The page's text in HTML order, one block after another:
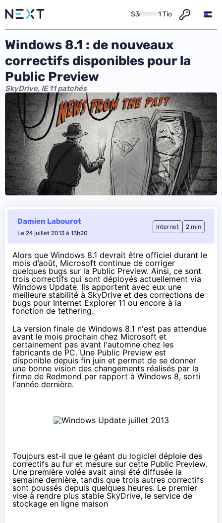
S3 1 Tio
Windows 8.1 : de nouveaux
correctifs disponibles pour la
Public Preview
SkyDrive, IE 11 patchés
Damien Labourot
Le 24 juillet 2013 à 13h20
Internet 2 min
Alors que Windows 8.1 devrait être officiel durant le
mois d’août, Microsoft continue de corriger
quelques bugs sur la Public Preview. Ainsi, ce sont
trois correctifs qui sont déployés actuellement via
Windows Update. Ils apportent avec eux une
meilleure stabilité à SkyDrive et des corrections de
bugs pour Internet Explorer 11 ou encore à la
fonction de tethering.
La version finale de Windows 8.1 n'est pas attendue
avant le mois prochain chez Microsoft et
certainement pas avant l'automne chez les
fabricants de PC. Une Public Preview est
disponible depuis fin juin et permet de se donner
une bonne vision des changements réalisés par la
firme de Redmond par rapport à Windows 8, sorti
l'année dernière.
Toujours est-il que le géant du logiciel déploie des
correctifs au fur et mesure sur cette Public Preview.
Une première volée avait ainsi été diffusée la
semaine dernière, tandis que trois autres correctifs
sont poussés depuis quelques heures. Le premier
vise à rendre plus stable SkyDrive, le service de
stockage en ligne maison